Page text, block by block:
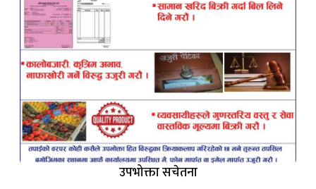
उपभोक्ता सचेतना